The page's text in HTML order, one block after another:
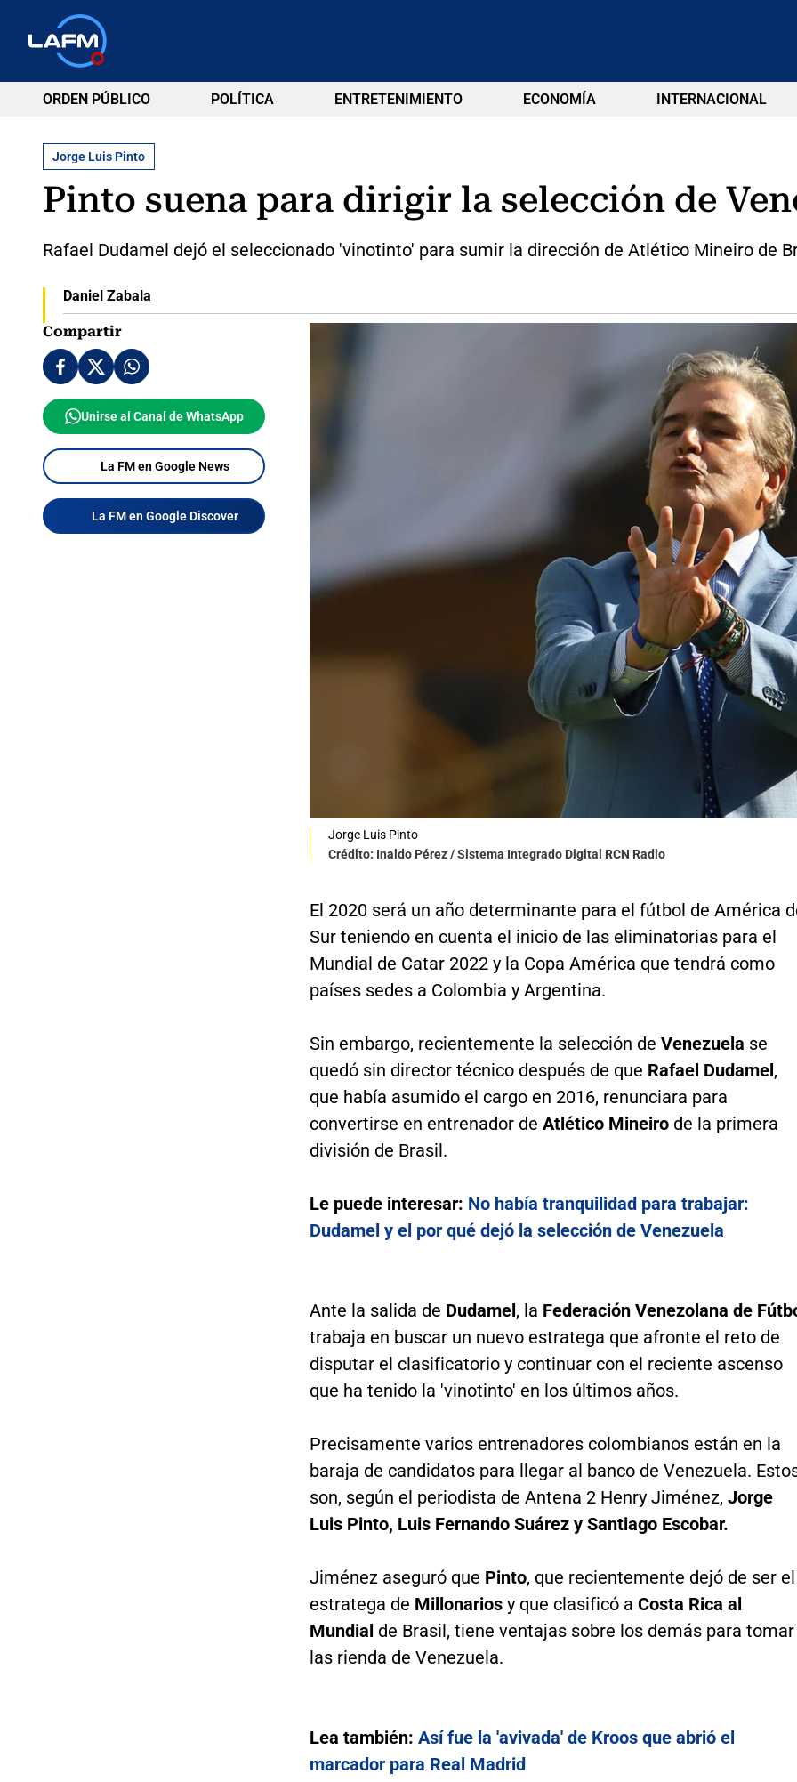
ORDEN PÚBLICO POLÍTICA ENTRETENIMIENTO ECONOMÍA INTERNACIONAL
Jorge Luis Pinto
Pinto suena para dirigir la selección de
Rafael Dudamel dejó el seleccionado 'vinotinto' para sumir la dirección de Atlético Mineiro de
Daniel Zabala
Compartir
Unirse al Canal de WhatsApp
La FM en Google News
La FM en Google Discover
Jorge Luis Pinto
Crédito: Inaldo Pérez / Sistema Integrado Digital RCN Radio
El 2020 será un año determinante para el fútbol de América
Sur teniendo en cuenta el inicio de las eliminatorias para el
Mundial de Catar 2022 y la Copa América que tendrá como
países sedes a Colombia y Argentina.
Sin embargo, recientemente la selección de Venezuela se
quedó sin director técnico después de que Rafael Dudamel,
que había asumido el cargo en 2016, renunciara para
convertirse en entrenador de Atlético Mineiro de la primera
división de Brasil.
Le puede interesar: No había tranquilidad para trabajar:
Dudamel y el por qué dejó la selección de Venezuela
Ante la salida de Dudamel, la Federación Venezolana de
trabaja en buscar un nuevo estratega que afronte el reto de
disputar el clasificatorio y continuar con el reciente ascenso
que ha tenido la 'vinotinto' en los últimos años.
Precisamente varios entrenadores colombianos están en la
baraja de candidatos para llegar al banco de Venezuela.
son, según el periodista de Antena 2 Henry Jiménez, Jorge
Luis Pinto, Luis Fernando Suárez y Santiago Escobar.
Jiménez aseguró que Pinto, que recientemente dejó de ser el
estratega de Millonarios y que clasificó a Costa Rica al
Mundial de Brasil, tiene ventajas sobre los demás para tomar
las rienda de Venezuela.
Lea también: Así fue la 'avivada' de Kroos que abrió el
marcador para Real Madrid